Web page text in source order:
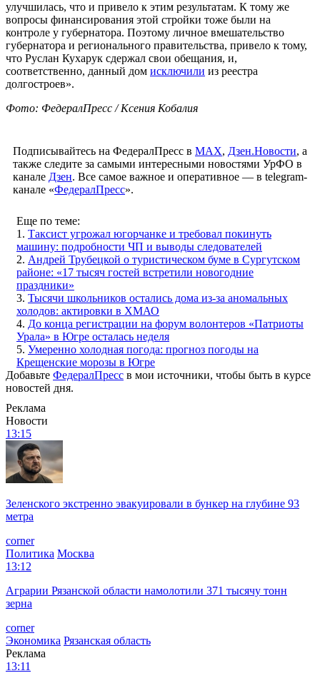
улучшилась, что и привело к этим результатам. К тому же
вопросы финансирования этой стройки тоже были на
контроле у губернатора. Поэтому личное вмешательство
губернатора и регионального правительства, привело к тому,
что Руслан Кухарук сдержал свои обещания, и,
соответственно, данный дом исключили из реестра
долгостроев».
Фото: ФедералПресс / Ксения Кобалия
Подписывайтесь на ФедералПресс в МАХ, Дзен.Новости, а
также следите за самыми интересными новостями УрФО в
канале Дзен. Все самое важное и оперативное — в telegram-
канале «ФедералПресс».
Еще по теме:
1. Таксист угрожал югорчанке и требовал покинуть
машину: подробности ЧП и выводы следователей
2. Андрей Трубецкой о туристическом буме в Сургутском
районе: «17 тысяч гостей встретили новогодние
праздники»
3. Тысячи школьников остались дома из-за аномальных
холодов: актировки в ХМАО
4. До конца регистрации на форум волонтеров «Патриоты
Урала» в Югре осталась неделя
5. Умеренно холодная погода: прогноз погоды на
Крещенские морозы в Югре
Добавьте ФедералПресс в мои источники, чтобы быть в курсе
новостей дня.
Реклама
Новости
13:15
Зеленского экстренно эвакуировали в бункер на глубине 93
метра
corner
Политика Москва
13:12
Аграрии Рязанской области намолотили 371 тысячу тонн
зерна
corner
Экономика Рязанская область
Реклама
13:11